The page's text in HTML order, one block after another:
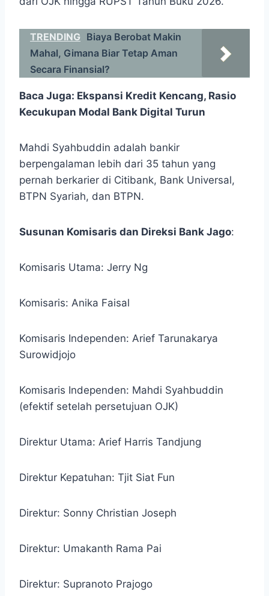
TRENDING Biaya Berobat Makin
Mahal, Gimana Biar Tetap Aman
Secara Finansial?
Baca Juga: Ekspansi Kredit Kencang, Rasio
Kecukupan Modal Bank Digital Turun
Mahdi Syahbuddin adalah bankir
berpengalaman lebih dari 35 tahun yang
pernah berkarier di Citibank, Bank Universal,
BTPN Syariah, dan BTPN.
Susunan Komisaris dan Direksi Bank Jago:
Komisaris Utama: Jerry Ng
Komisaris: Anika Faisal
Komisaris Independen: Arief Tarunakarya
Surowidjojo
Komisaris Independen: Mahdi Syahbuddin
(efektif setelah persetujuan OJK)
Direktur Utama: Arief Harris Tandjung
Direktur Kepatuhan: Tjit Siat Fun
Direktur: Sonny Christian Joseph
Direktur: Umakanth Rama Pai
Direktur: Supranoto Prajogo